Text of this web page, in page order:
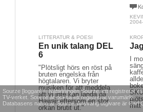
LITTERATUR & POESI
En unik talang DEL
6
"Plötsligt hörs en röst på
bruten engelska från
högtalaren. Vi bryter
musiken för att meddela
att vi inte kan landa på
Hawaii eftersom en stor
orkan brutit ut."
I
mitt
Sourze [loggan] © Nättidningen Sourze, ett registrerat
TV-verket. Sourze är också ett registrerat varumärke.
Databasens namn är Sourze. Ansvarig utgivare är Carl